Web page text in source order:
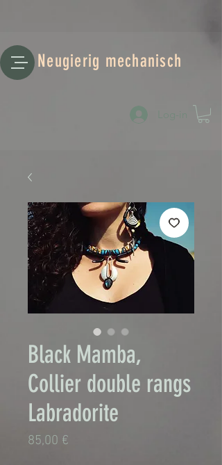
Neugierig mechanisch
Log-in
Black Mamba,
Collier double rangs
Labradorite
85,00 €